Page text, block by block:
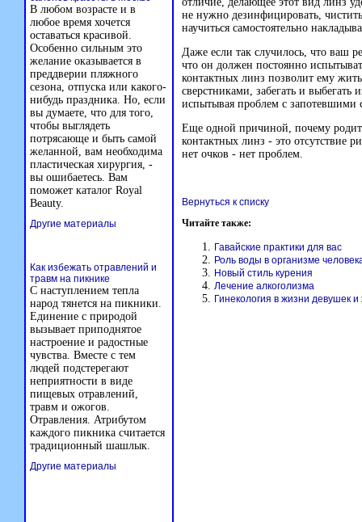
не нужно дезинфицировать,
научиться самостоятельно
Даже если так случилось, что ваш
что он должен постоянно
контактных линз позволит ему
сверстниками, забегать и
испытывая проблем с запотевшими
Еще одной причиной, почему
контактных линз - это отсутствие
нет очков - нет проблем.
Вернуться к списку
Читайте также:
Гавайские практики для вас
Роль воды в организме
Новый стиль курения
Лечение алкоголизма
Гинекология в жизни девушек
В любом возрасте и в
любое время хочется
оставаться красивой.
Особенно сильным это
желание оказывается в
преддверии пляжного
сезона, отпуска или какого-
нибудь праздника. Но, если
вы думаете, что для того,
чтобы выглядеть
потрясающе и быть самой
желанной, вам необходима
пластическая хирургия, -
вы ошибаетесь. Вам
поможет каталог Royal
Beauty.
Другие материалы
Как избежать отравлений и
травм на пикнике
С наступлением тепла
народ тянется на пикники.
Единение с природой
вызывает приподнятое
настроение и радостные
чувства. Вместе с тем
людей подстерегают
неприятности в виде
пищевых отравлений,
травм и ожогов.
Отравления. Атрибутом
каждого пикника считается
традиционный шашлык.
Другие материалы